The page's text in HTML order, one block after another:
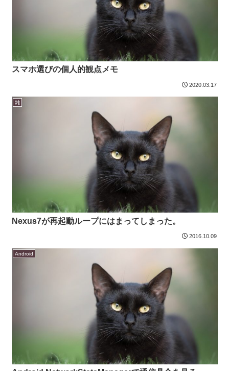
スマホ選びの個人的観点メモ
2020.03.17
雑
Nexus7が再起動ループにはまってしまった。
2016.10.09
Android